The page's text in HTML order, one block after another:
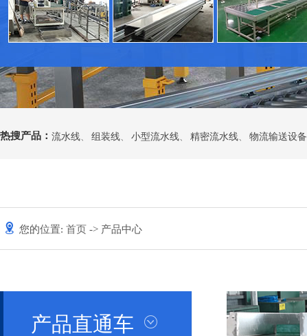
热搜产品： 流水线、 组装线、 小型流水线、 精密流水线、 物流输送设备
您的位置: 首页 -> 产品中心
产品直通车